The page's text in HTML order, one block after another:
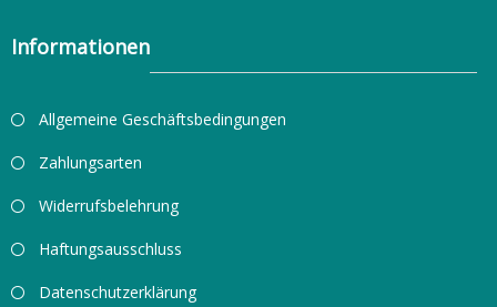
Informationen
Allgemeine Geschäftsbedingungen
Zahlungsarten
Widerrufsbelehrung
Haftungsausschluss
Datenschutzerklärung